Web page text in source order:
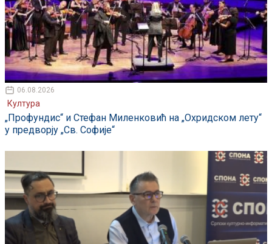
06.08.2026
Култура
„Профундис“ и Стефан Миленковић на „Охридском лету“
у предворју „Св. Софије“